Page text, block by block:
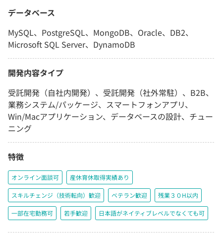
データベース
MySQL、PostgreSQL、MongoDB、Oracle、DB2、
Microsoft SQL Server、DynamoDB
開発内容タイプ
受託開発（自社内開発）、受託開発（社外常駐）、B2B、
業務システム/パッケージ、スマートフォンアプリ、
Win/Macアプリケーション、データベースの設計、チュー
ニング
特徴
オンライン面談可 産休育休取得実績あり
スキルチェンジ（技術転向）歓迎 ベテラン歓迎 残業３０H以内
一部在宅勤務可 若手歓迎 日本語がネイティブレベルでなくても可